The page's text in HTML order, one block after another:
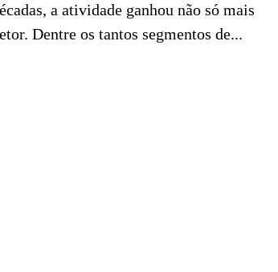
a atividade ganhou não só mais
Dentre os tantos segmentos de...